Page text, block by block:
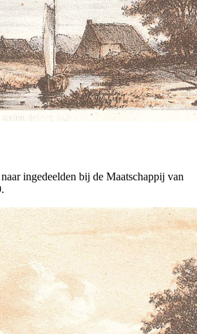
ingedeelden bij de Maatschappij van